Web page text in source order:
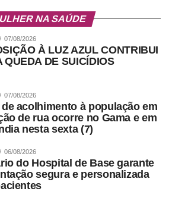
NA SAÚDE
07/08/2026
À LUZ AZUL CONTRIBUI
QUEDA DE SUICÍDIOS
07/08/2026
acolhimento à população em
de rua ocorre no Gama e em
nesta sexta (7)
06/08/2026
do Hospital de Base garante
segura e personalizada